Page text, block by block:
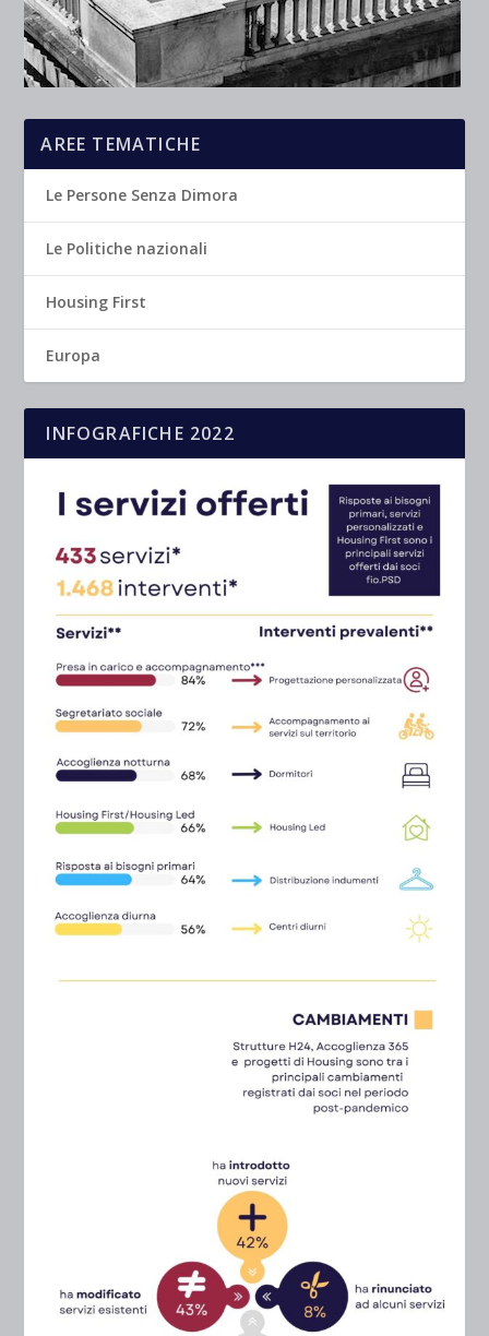
AREE TEMATICHE
Le Persone Senza Dimora
Le Politiche nazionali
Housing First
Europa
INFOGRAFICHE 2022